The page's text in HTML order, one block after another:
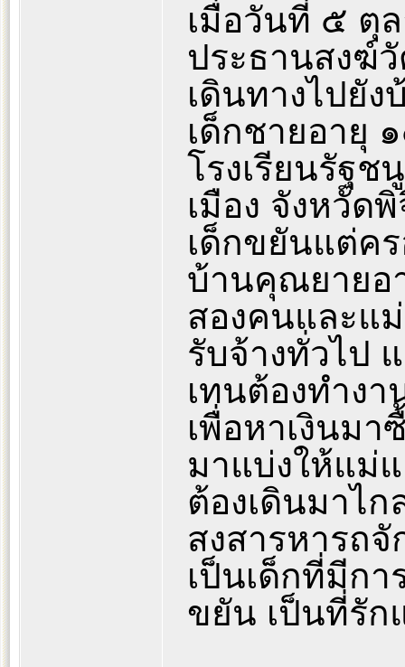
เมื่อวันที่ ๕ ตุ
ประธานสงฆ์
เดินทางไปยั
เด็กชายอายุ
โรงเรียนรัฐช
เมือง จังหวัด
เด็กขยันแต่ค
บ้านคุณยายอ
สองคนและแ
รับจ้างทั่วไป
เทนต้องทำง
เพื่อหาเงินม
มาแบ่งให้แม่แ
ต้องเดินมาไก
สงสารหารถจั
เป็นเด็กที่มีก
ขยัน เป็นที่รัก